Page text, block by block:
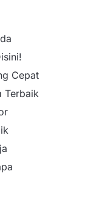
Cepat
Terbaik